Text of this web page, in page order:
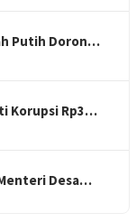
Putih Doron…
Korupsi Rp3…
Desa…